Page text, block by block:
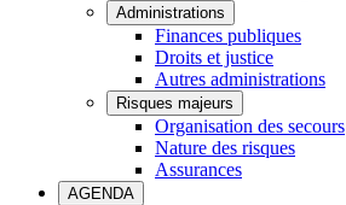
Administrations
Finances publiques
Droits et justice
Autres administrations
Risques majeurs
Organisation des secours
Nature des risques
Assurances
AGENDA